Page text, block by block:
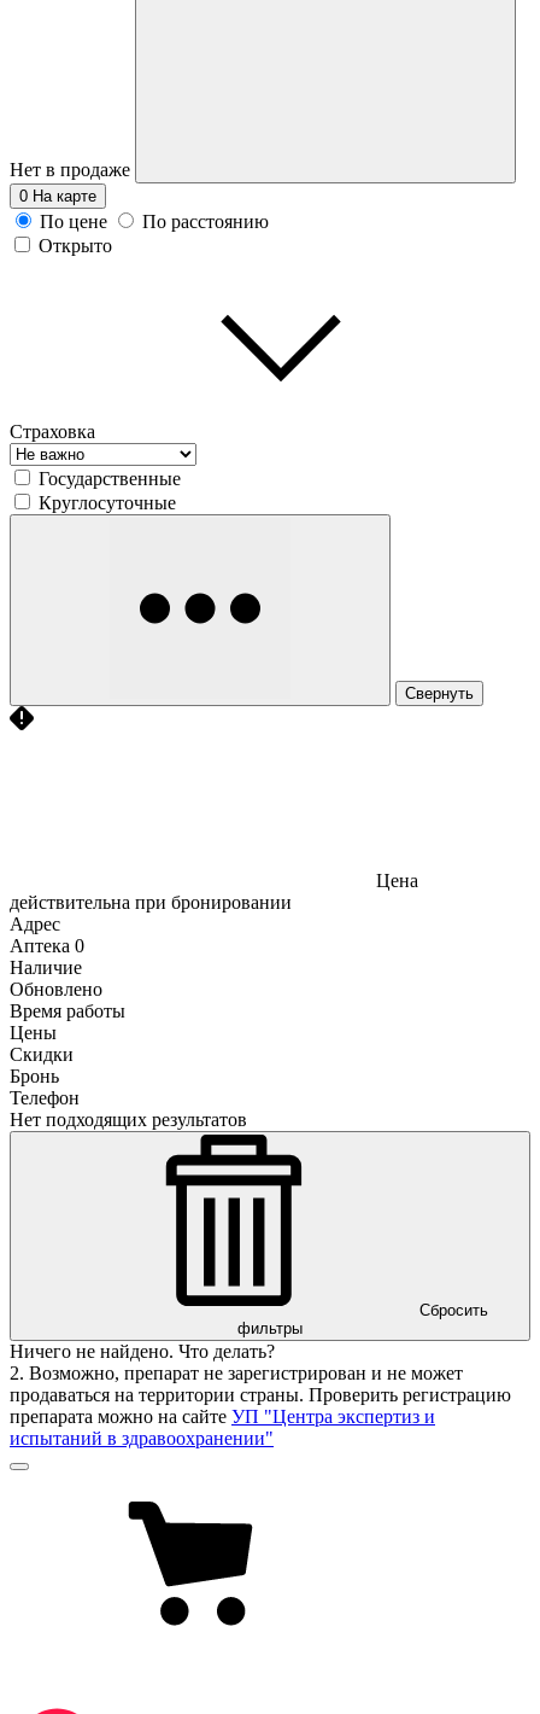
Нет в продаже
0 На карте
По цене
По расстоянию
Открыто
Страховка
Государственные
Круглосуточные
Свернуть
Цена
действительна при бронировании
Адрес
Аптека 0
Наличие
Обновлено
Время работы
Цены
Скидки
Бронь
Телефон
Нет подходящих результатов
Сбросить
фильтры
Ничего не найдено. Что делать?
2. Возможно, препарат не зарегистрирован и не может
продаваться на территории страны. Проверить регистрацию
препарата можно на сайте УП "Центра экспертиз и
испытаний в здравоохранении"